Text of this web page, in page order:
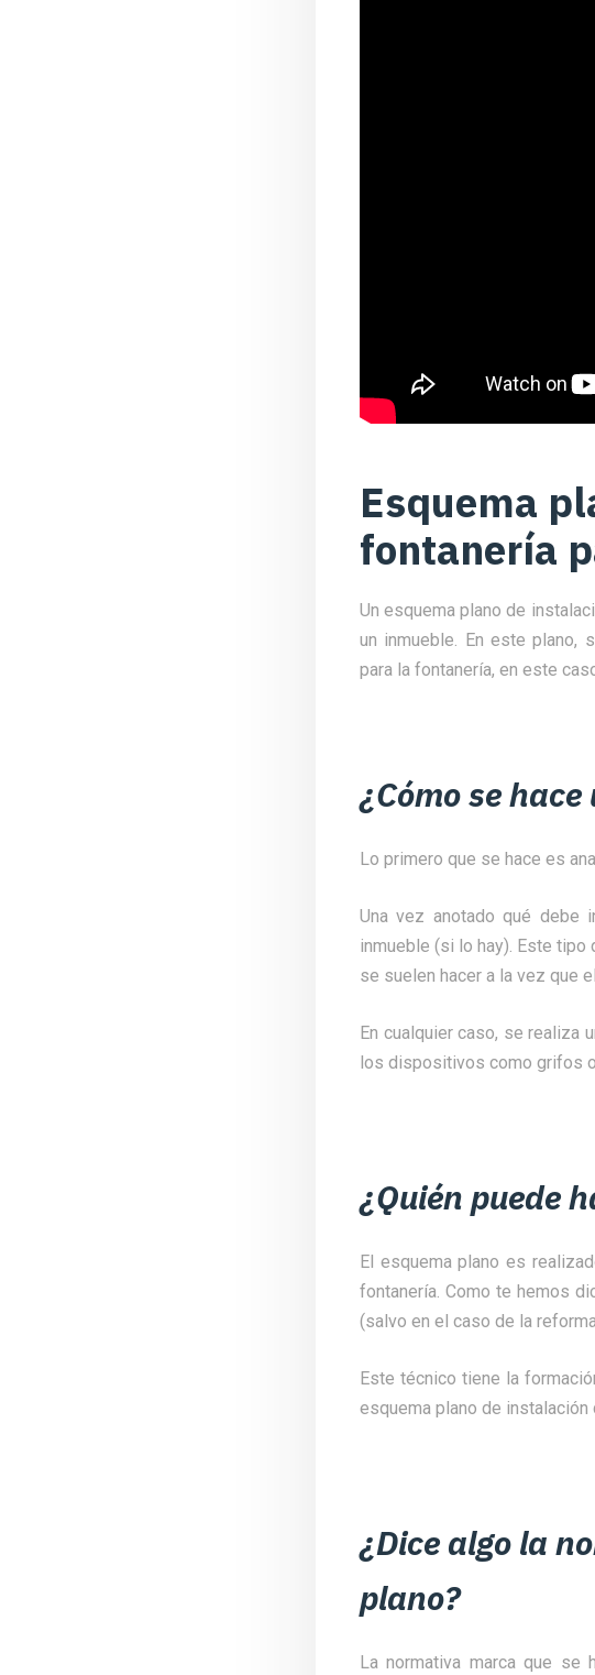
Esquema
fontanería
Un esquema plano de
un inmueble. En este plano,
para la fontanería, en este
¿Cómo se
Lo primero que se hace es
Una vez anotado qué debe
inmueble (si lo hay). Este
se suelen hacer a la vez que
En cualquier caso, se realiza
los dispositivos como grifos
¿Quién puede
El esquema plano es
fontanería. Como te hemos
(salvo en el caso de la
Este técnico tiene la
esquema plano de
¿Dice algo la
plano?
La normativa marca que